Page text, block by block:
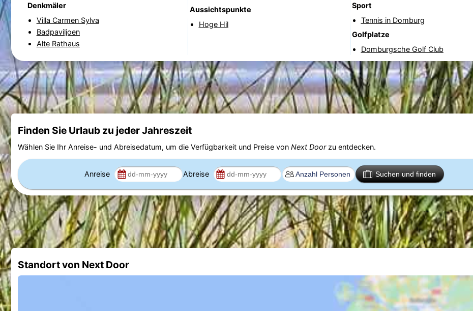
Denkmäler
Villa Carmen Sylva
Badpaviljoen
Alte Rathaus
Aussichtspunkte
Hoge Hil
Sport
Tennis in Domburg
Golfplatze
Domburgsche Golf Club
Finden Sie Urlaub zu jeder Jahreszeit
Wählen Sie Ihr Anreise- und Abreisedatum, um die Verfügbarkeit und Preise von Next Doorzu entdecken.
Anreise Abreise Suchen und finden
Standort von Next Door